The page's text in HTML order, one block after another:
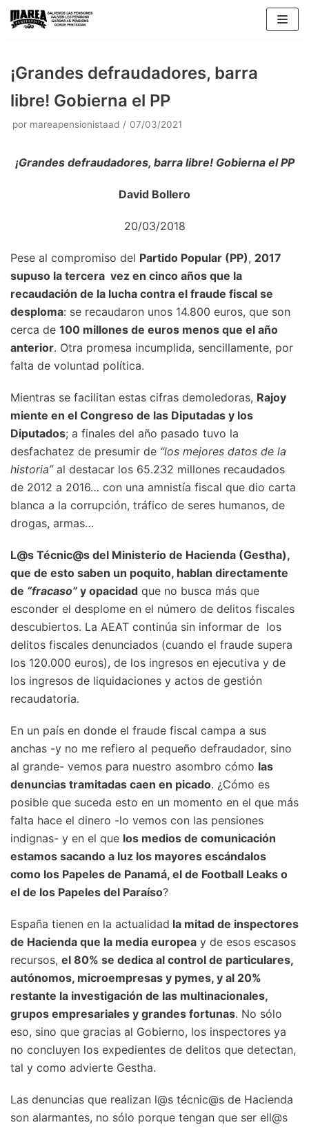
Saltar
¡Grandes defraudadores, barra
libre! Gobierna el PP
por mareapensionistaad 07/03/2021
¡Grandes defraudadores, barra libre! Gobierna el PP
David Bollero
20/03/2018
Pese al compromiso del Partido Popular (PP), 2017
supuso la tercera vez en cinco años que la
recaudación de la lucha contra el fraude fiscal se
desploma: se recaudaron unos 14.800 euros, que son
cerca de 100 millones de euros menos que el año
anterior. Otra promesa incumplida, sencillamente, por
falta de voluntad política.
Mientras se facilitan estas cifras demoledoras, Rajoy
miente en el Congreso de las Diputadas y los
Diputados; a finales del año pasado tuvo la
desfachatez de presumir de “los mejores datos de la
historia”al destacar los 65.232 millones recaudados
de 2012 a 2016… con una amnistía fiscal que dio carta
blanca a la corrupción, tráfico de seres humanos, de
drogas, armas…
L@s Técnic@s del Ministerio de Hacienda (Gestha),
que de esto saben un poquito, hablan directamente
de “fracaso” y opacidad que no busca más que
esconder el desplome en el número de delitos fiscales
descubiertos. La AEAT continúa sin informar de los
delitos fiscales denunciados (cuando el fraude supera
los 120.000 euros), de los ingresos en ejecutiva y de
los ingresos de liquidaciones y actos de gestión
recaudatoria.
En un país en donde el fraude fiscal campa a sus
anchas -y no me refiero al pequeño defraudador, sino
al grande- vemos para nuestro asombro cómo las
denuncias tramitadas caen en picado. ¿Cómo es
posible que suceda esto en un momento en el que más
falta hace el dinero -lo vemos con las pensiones
indignas- y en el que los medios de comunicación
estamos sacando a luz los mayores escándalos
como los Papeles de Panamá, el de Football Leaks o
el de los Papeles del Paraíso?
España tienen en la actualidad la mitad de inspectores
de Hacienda que la media europea y de esos escasos
recursos, el 80% se dedica al control de particulares,
autónomos, microempresas y pymes, y al 20%
restante la investigación de las multinacionales,
grupos empresariales y grandes fortunas. No sólo
eso, sino que gracias al Gobierno, los inspectores ya
no concluyen los expedientes de delitos que detectan,
tal y como advierte Gestha.
Las denuncias que realizan l@s técnic@s de Hacienda
son alarmantes, no sólo porque tengan que ser ell@s